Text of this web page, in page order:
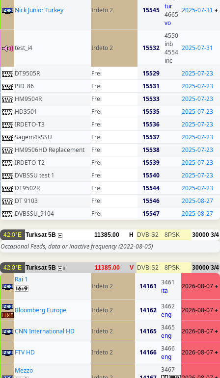
Nick Junior Turkey Irdeto 2 15545
tur
4665
vo
2025-07-31 +
test_i4 Irdeto 2 15532
4550
inb
4554
inc
2025-07-31
DT9505R Frei 15529
2025-07-23
PID_86
Frei 15531
2025-07-23
HM9504R
Frei 15533
2025-07-23
HD3501
Frei 15535
2025-07-23
IRDETO-T3
Frei 15536
2025-07-23
Sagem4KSSU
Frei 15537
2025-07-23
HM9506HD Replacement
Frei 15538
2025-07-23
IRDETO-T2
Frei 15539
2025-07-23
DVBSSU test 1
Frei 15540
2025-07-23
DT9502R
Frei 15544
2025-07-23
DT 9103
Frei 15546
2025-08-27
DVBSSU_9104
Frei 15547 2025-08-27
42.0°E Turksat 5B 11385.00 H DVB-S2 8PSK 30000 3/4
Occasional Feeds, data or inactive frequency(2022-08-05)
42.0°E Turksat 5B 8 11385.00 V DVB-S2 8PSK 30000 3/4
Rai 1
Irdeto 2
14161
3461
ita
2026-08-07+
Bloomberg Europe Irdeto 2 14162 3462
eng
2026-08-07+
CNN International HD Irdeto 2 14165 3465
eng
2026-08-07+
FTV HD Irdeto 2 14166 3466
eng
2026-08-07+
Mezzo
3467